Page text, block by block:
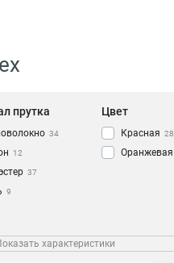
прутка
34
12
37
9
Цвет
Красная 28
Оранжевая
характеристики